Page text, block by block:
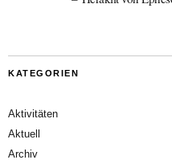
KATEGORIEN
Aktivitäten
Aktuell
Archiv